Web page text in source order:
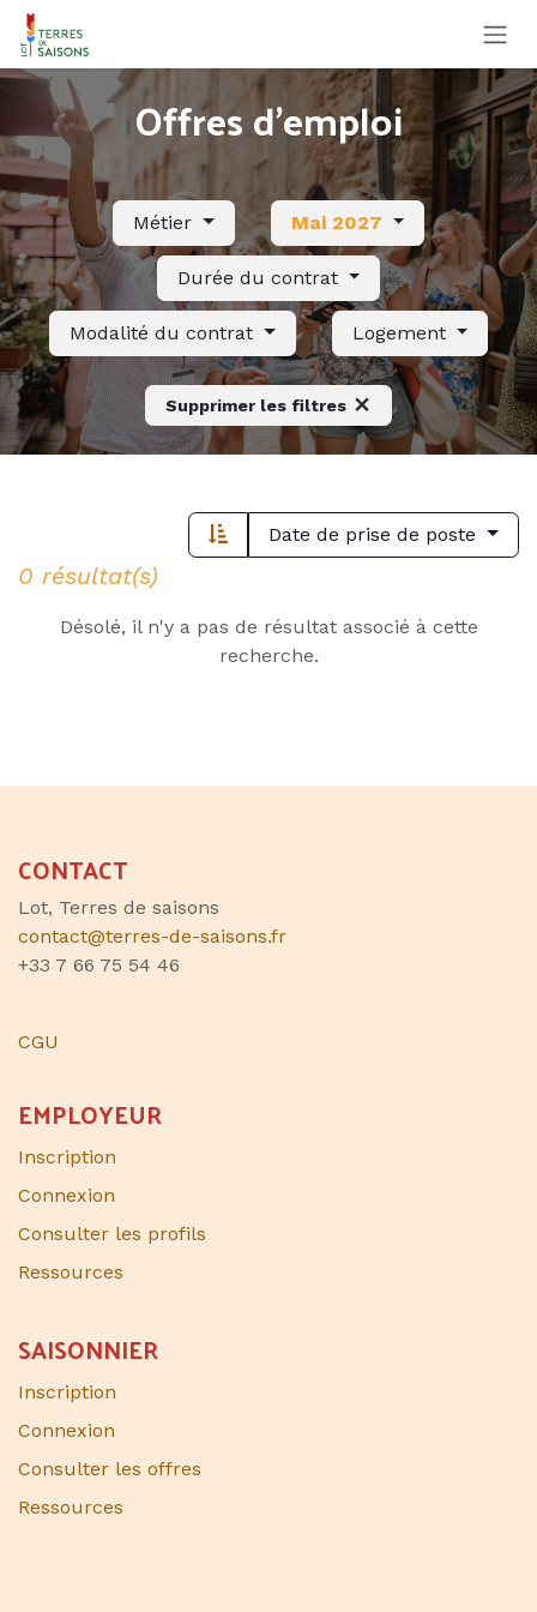
Se rendre au contenu
Offres d'emploi
Métier Mai 2027
Durée du contrat
Modalité du contrat Logement
Supprimer les filtres
Date de prise de poste
0 résultat(s)
Désolé, il n'y a pas de résultat associé à cette
recherche.
CONTACT
Lot, Terres de saisons
contact@terres-de-saisons.fr
+33 7 66 75 54 46
CGU
EMPLOYEUR
Inscription
Connexion
Consulter les profils
Ressources
SAISONNIER​
Inscription
Connexion
Consulter les offres
Ressources